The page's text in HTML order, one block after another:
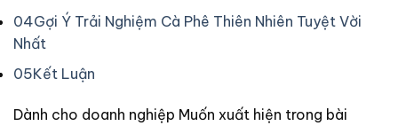
04Gợi Ý Trải Nghiệm Cà Phê Thiên Nhiên Tuyệt Vời
Nhất
05Kết Luận
Dành cho doanh nghiệp Muốn xuất hiện trong bài